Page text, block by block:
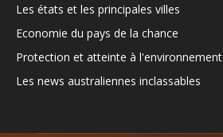
Les états et les principales villes
Economie du pays de la chance
Protection et atteinte à l'environnement
Les news australiennes inclassables